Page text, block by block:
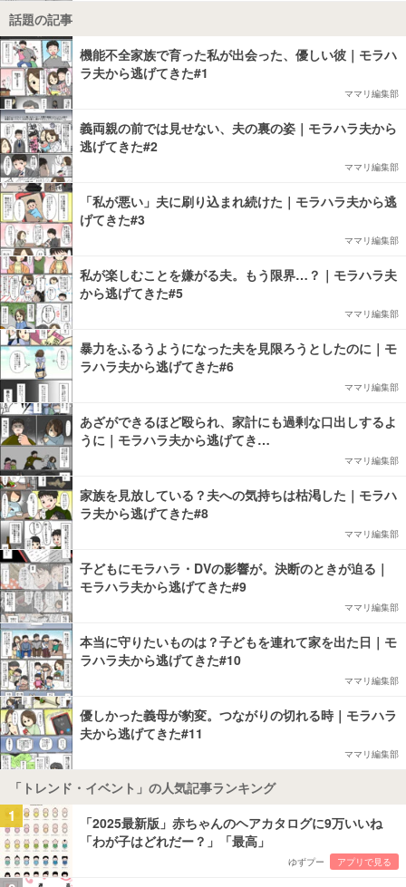
話題の記事
機能不全家族で育った私が出会った、優しい彼｜モラハ
ラ夫から逃げてきた#1
ママリ編集部
義両親の前では見せない、夫の裏の姿｜モラハラ夫から
逃げてきた#2
ママリ編集部
「私が悪い」夫に刷り込まれ続けた｜モラハラ夫から逃
げてきた#3
ママリ編集部
私が楽しむことを嫌がる夫。もう限界…？｜モラハラ夫
から逃げてきた#5
ママリ編集部
暴力をふるうようになった夫を見限ろうとしたのに｜モ
ラハラ夫から逃げてきた#6
ママリ編集部
あざができるほど殴られ、家計にも過剰な口出しするよ
うに｜モラハラ夫から逃げてき…
ママリ編集部
家族を見放している？夫への気持ちは枯渇した｜モラハ
ラ夫から逃げてきた#8
ママリ編集部
子どもにモラハラ・DVの影響が。決断のときが迫る｜
モラハラ夫から逃げてきた#9
ママリ編集部
本当に守りたいものは？子どもを連れて家を出た日｜モ
ラハラ夫から逃げてきた#10
ママリ編集部
優しかった義母が豹変。つながりの切れる時｜モラハラ
夫から逃げてきた#11
ママリ編集部
「トレンド・イベント」の人気記事ランキング
1
「2025最新版」赤ちゃんのヘアカタログに9万いいね
「わが子はどれだー？」「最高」
ゆずプー アプリで見る